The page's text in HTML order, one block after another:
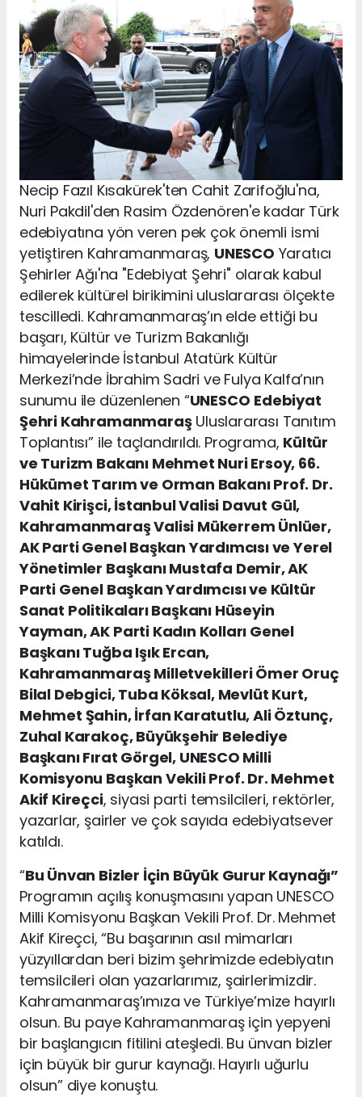
Necip Fazıl Kısakürek'ten Cahit Zarifoğlu'na,
Nuri Pakdil'den Rasim Özdenören'e kadar Türk
edebiyatına yön veren pek çok önemli ismi
yetiştiren Kahramanmaraş, UNESCO Yaratıcı
Şehirler Ağı'na "Edebiyat Şehri" olarak kabul
edilerek kültürel birikimini uluslararası ölçekte
tescilledi. Kahramanmaraş’ın elde ettiği bu
başarı, Kültür ve Turizm Bakanlığı
himayelerinde İstanbul Atatürk Kültür
Merkezi’nde İbrahim Sadri ve Fulya Kalfa’nın
sunumu ile düzenlenen “UNESCO Edebiyat
Şehri KahramanmaraşUluslararası Tanıtım
Toplantısı” ile taçlandırıldı. Programa, Kültür
ve Turizm Bakanı Mehmet Nuri Ersoy, 66.
Hükümet Tarım ve Orman Bakanı Prof. Dr.
Vahit Kirişci, İstanbul Valisi Davut Gül,
Kahramanmaraş Valisi Mükerrem Ünlüer,
AK Parti Genel Başkan Yardımcısı ve Yerel
Yönetimler Başkanı Mustafa Demir, AK
Parti Genel Başkan Yardımcısı ve Kültür
Sanat Politikaları Başkanı Hüseyin
Yayman, AK Parti Kadın Kolları Genel
Başkanı Tuğba Işık Ercan,
Kahramanmaraş Milletvekilleri Ömer Oruç
Bilal Debgici, Tuba Köksal, Mevlüt Kurt,
Mehmet Şahin, İrfan Karatutlu, Ali Öztunç,
Zuhal Karakoç, Büyükşehir Belediye
Başkanı Fırat Görgel, UNESCO Milli
Komisyonu Başkan Vekili Prof. Dr. Mehmet
Akif Kireçci, siyasi parti temsilcileri, rektörler,
yazarlar, şairler ve çok sayıda edebiyatsever
katıldı.
“Bu Ünvan Bizler İçin Büyük Gurur Kaynağı”
Programın açılış konuşmasını yapan UNESCO
Milli Komisyonu Başkan Vekili Prof. Dr. Mehmet
Akif Kireçci, “Bu başarının asıl mimarları
yüzyıllardan beri bizim şehrimizde edebiyatın
temsilcileri olan yazarlarımız, şairlerimizdir.
Kahramanmaraş’ımıza ve Türkiye’mize hayırlı
olsun. Bu paye Kahramanmaraş için yepyeni
bir başlangıcın fitilini ateşledi. Bu ünvan bizler
için büyük bir gurur kaynağı. Hayırlı uğurlu
olsun” diye konuştu.